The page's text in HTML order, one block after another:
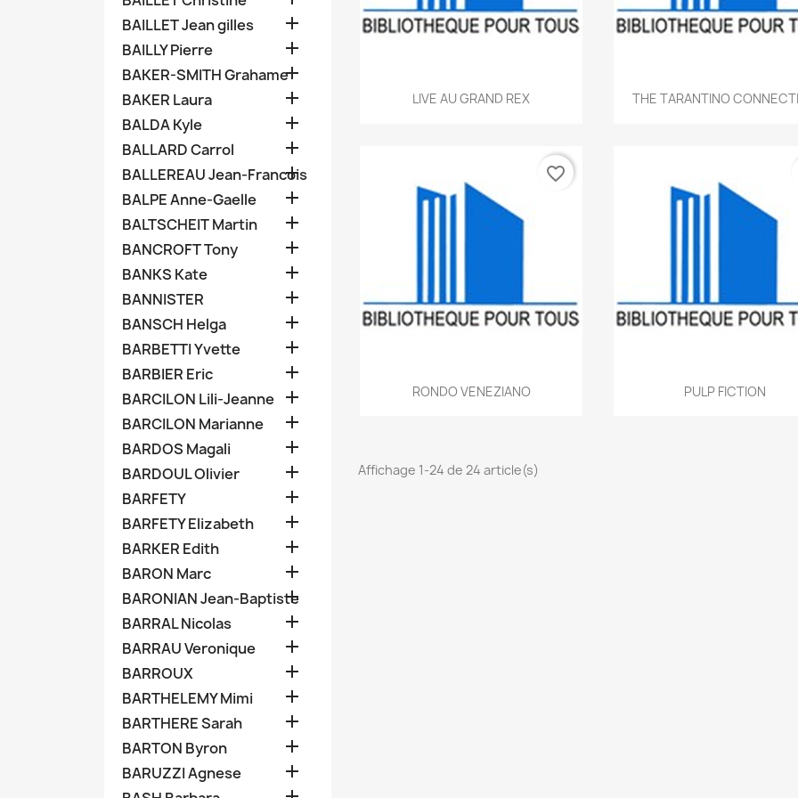
BAILLET Jean gilles 
BAILLY Pierre 
BAKER-SMITH Grahame
BAKER Laura 
BALDA Kyle 
BALLARD Carrol 
BALLEREAU Jean-Francois

BALPE Anne-Gaelle 
BALTSCHEIT Martin 
BANCROFT Tony 
BANKS Kate 
BANNISTER 
BANSCH Helga 
BARBETTI Yvette 
BARBIER Eric 
BARCILON Lili-Jeanne 
BARCILON Marianne 
BARDOS Magali 
BARDOUL Olivier 
BARFETY 
BARFETY Elizabeth 
BARKER Edith 
BARON Marc 
BARONIAN Jean-Baptiste

BARRAL Nicolas 
BARRAU Veronique 
BARROUX 
BARTHELEMY Mimi 
BARTHERE Sarah 
BARTON Byron 
BARUZZI Agnese 
Aperçu rapide
LIVE AU GRAND REX Aperçu rapide
THE TARANTINO
Aperçu rapide
RONDO VENEZIANO
favorite_border
Aperçu rapide
PULP FICTION
Affichage 1-24 de 24 article(s)